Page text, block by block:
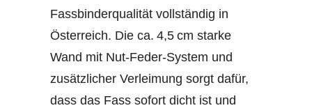
Fassbinderqualität vollständig in
Österreich. Die ca. 4,5 cm starke
Wand mit Nut-Feder-System und
zusätzlicher Verleimung sorgt dafür,
dass das Fass sofort dicht ist und